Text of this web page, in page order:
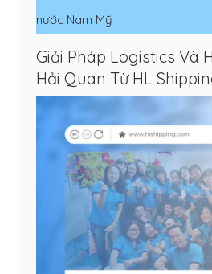
nước Nam Mỹ
Giải Pháp Logistics Và
Hải Quan Từ HL